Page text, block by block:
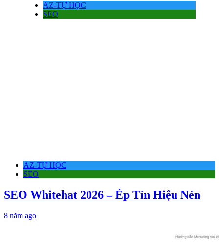
AZ-TỰ HỌC
SEO
AZ-TỰ HỌC
SEO
SEO Whitehat 2026 – Ép Tín Hiệu Nén
8 năm ago